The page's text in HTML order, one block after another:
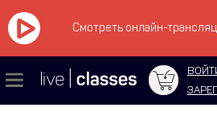
Смотреть онлайн-